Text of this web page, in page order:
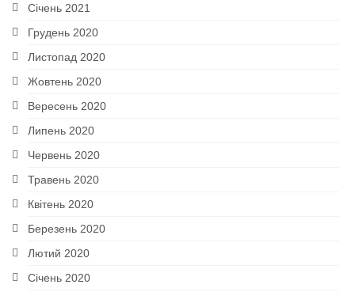
Січень 2021
Грудень 2020
Листопад 2020
Жовтень 2020
Вересень 2020
Липень 2020
Червень 2020
Травень 2020
Квітень 2020
Березень 2020
Лютий 2020
Січень 2020